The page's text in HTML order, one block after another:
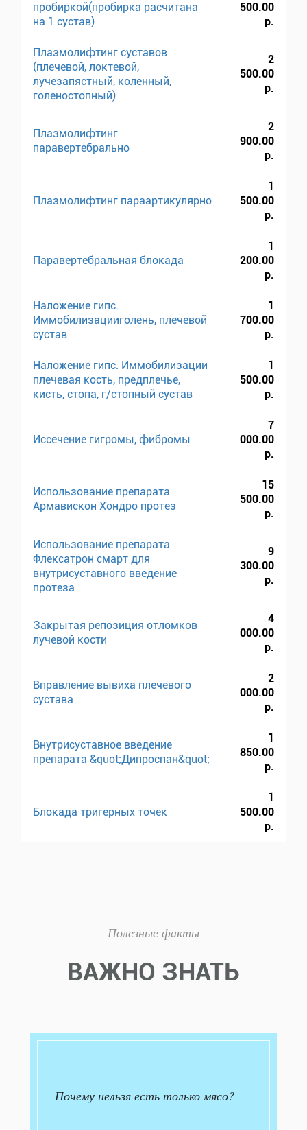
пробиркой(пробирка расчитана
на 1 сустав)
500.00
р.
Плазмолифтинг суставов
(плечевой, локтевой,
лучезапястный, коленный,
голеностопный)
2
500.00
р.
Плазмолифтинг
паравертебрально
2
900.00
р.
Плазмолифтинг параартикулярно
1
500.00
р.
Паравертебральная блокада
1
200.00
р.
Наложение гипс.
Иммобилизацииголень, плечевой
сустав
1
700.00
р.
Наложение гипс. Иммобилизации
плечевая кость, предплечье,
кисть, стопа, г/стопный сустав
1
500.00
р.
Иссечение гигромы, фибромы
7
000.00
р.
Использование препарата
Армавискон Хондро протез
15
500.00
р.
Использование препарата
Флексатрон смарт для
внутрисуставного введение
протеза
9
300.00
р.
Закрытая репозиция отломков
лучевой кости
4
000.00
р.
Вправление вывиха плечевого
сустава
2
000.00
р.
Внутрисуставное введение
препарата &quot;Дипроспан&quot;
1
850.00
р.
Блокада тригерных точек
1
500.00
р.
Полезные факты
ВАЖНО ЗНАТЬ
Почему нельзя есть только мясо?